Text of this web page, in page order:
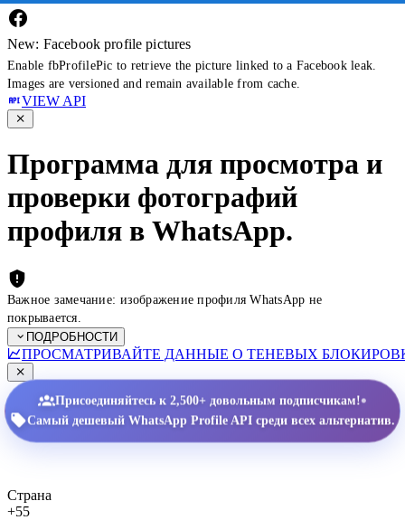
New: Facebook profile pictures
Enable fbProfilePic to retrieve the picture linked to a Facebook leak.
Images are versioned and remain available from cache.
VIEW API
Программа для просмотра и
проверки фотографий
профиля в WhatsApp.
Важное замечание: изображение профиля WhatsApp не
покрывается.
ПОДРОБНОСТИ
ПРОСМАТРИВАЙТЕ ДАННЫЕ О ТЕНЕВЫХ
Присоединяйтесь к 2,500+ довольным подписчикам!•
Самый дешевый WhatsApp Profile API среди всех альтернатив.
Страна
+55